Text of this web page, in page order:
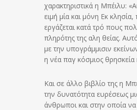
χαρακτηριστικά η Μπέιλυ:
ειμή μία και μόνη Εκ
εργάζεται κατά τρό πους
πληρότης της αλη θείας.
με την υπογράμμισιν
η νέα παγ κόσμιος
Και σε άλλο βιβλίο της η
την δυνατότητα ευρέσεως
άνθρωποι και στην οποία